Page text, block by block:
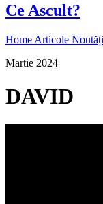
Ce Ascult?
Home Articole Noutăți
Martie 2024
DAVID